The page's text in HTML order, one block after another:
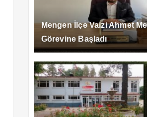
Mengen İlçe Vaizi Ahmet
Görevine Başladı